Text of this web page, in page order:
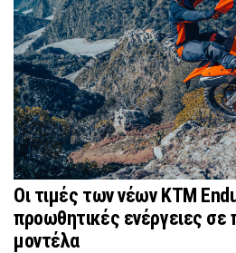
Οι τιμές των νέων KTM
προωθητικές ενέργειες σε
μοντέλα